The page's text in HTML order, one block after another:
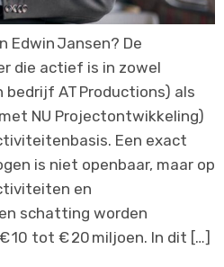
Edwin Jansen? De
die actief is in zowel
AT Productions) als
NU Projectontwikkeling)
Een exact
is niet openbaar, maar op
en
schatting worden
10 tot € 20 miljoen. In dit […]